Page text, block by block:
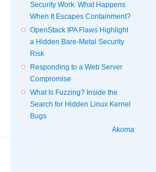
Security Work. What Happens
When It Escapes Containment?
OpenStack IPA Flaws Highlight
a Hidden Bare-Metal Security
Risk
Responding to a Web Server
Compromise
What Is Fuzzing? Inside the
Search for Hidden Linux Kernel
Bugs
Akoma